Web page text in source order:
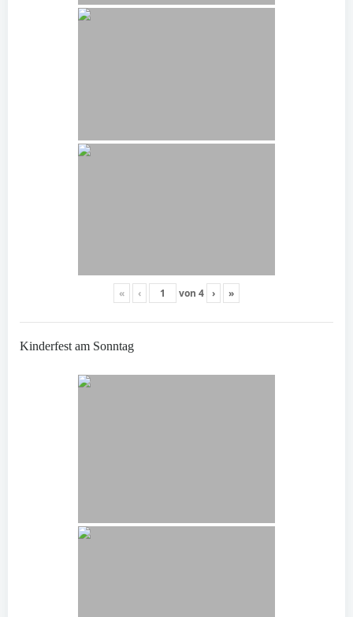
« ‹ von 4 › »
Kinderfest am Sonntag